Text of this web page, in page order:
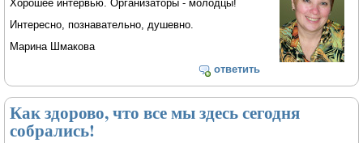
Хорошее интервью. Организаторы - молодцы!
Интересно, познавательно, душевно.
Марина Шмакова
ответить
Как здорово, что все мы здесь сегодня
собрались!